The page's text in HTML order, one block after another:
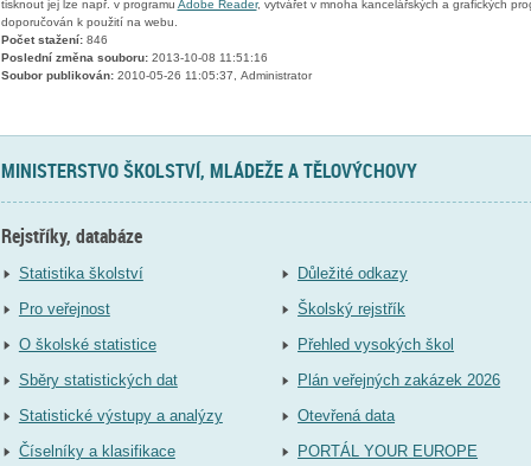
tisknout jej lze např. v programu Adobe Reader, vytvářet v mnoha kancelářských a grafických
doporučován k použití na webu.
Počet stažení:846
Poslední změna souboru:2013-10-08 11:51:16
Soubor publikován:2010-05-26 11:05:37, Administrator
MINISTERSTVO ŠKOLSTVÍ, MLÁDEŽE A TĚLOVÝCHOVY
Rejstříky, databáze
Statistika školství
Pro veřejnost
O školské statistice
Sběry statistických dat
Statistické výstupy a analýzy
Číselníky a klasifikace
Důležité odkazy
Školský rejstřík
Přehled vysokých škol
Plán veřejných zakázek 2026
Otevřená data
PORTÁL YOUR EUROPE